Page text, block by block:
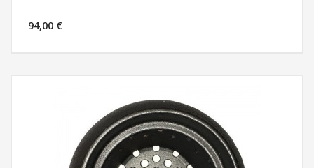
94,00 €